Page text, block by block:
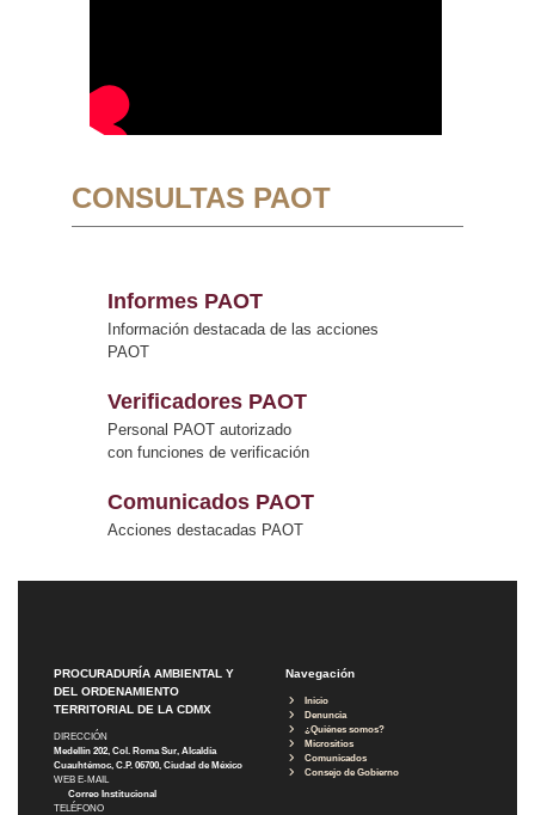
CONSULTAS PAOT
Informes PAOT
Información destacada de las acciones
PAOT
Verificadores PAOT
Personal PAOT autorizado
con funciones de verificación
Comunicados PAOT
Acciones destacadas PAOT
PROCURADURÍA AMBIENTAL Y
DEL ORDENAMIENTO
TERRITORIAL DE LA CDMX
DIRECCIÓN
Medellín 202, Col. Roma Sur, Alcaldía
Cuauhtémoc, C.P. 06700, Ciudad de México
WEB E-MAIL
Correo Institucional
TELÉFONO
Navegación
Inicio
Denuncia
¿Quiénes somos?
Micrositios
Comunicados
Consejo de Gobierno